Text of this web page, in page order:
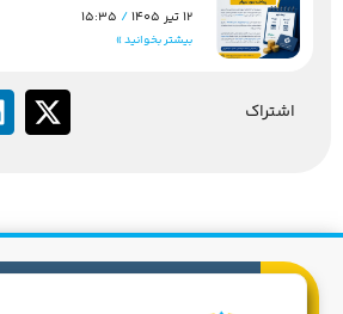
اشتراک
12 تیر 1405
بیشتر بخوانید »